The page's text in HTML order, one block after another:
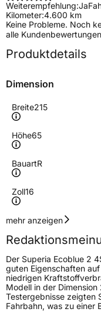
Weiterempfehlung:Ja
Kilometer:4.600 km
Keine Probleme. Noch
alle
Produktdetails
Dimension
Breite215
Höhe65
BauartR
Zoll16
Geschwindigkeitsindex
Höchstgeschwindigkeit
Lastindex102
Höchstlast850 kg
mehr anzeigen
Der Superia Ecoblue 2
guten Eigenschaften
niedrigen
Modell in der
Testergebnisse zeigten
Fahrbahn, was zu einer